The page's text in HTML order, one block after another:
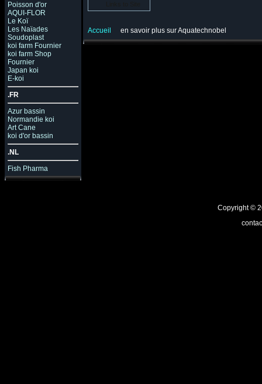
Poisson d'or
AQUI-FLOR
Le Koï
Les Naïades
Soudoplast
koi farm Fournier
koi farm Shop
Fournier
Japan koi
E-koi
.FR
Azur bassin
Normandie koi
Art Cane
koi d'or bassin
.NL
Fish Pharma
Accueil en savoir plus sur Aquatechnobel
Copyright ©